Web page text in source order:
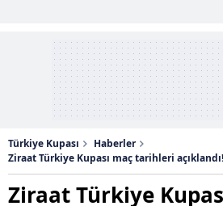
reklam/pazarlama faaliyetlerinin
sınırlı olarak açık rızanız dahilinde
Çerezlere ilişkin tercihlerinizi
için Ayarlar butonuna tıklayabilir,
Metnimiziziyaret edebilirsiniz.
Türkiye Kupası
Haberler
Ziraat Türkiye Kupası maç tarihleri açıklandı!
Ziraat Türkiye